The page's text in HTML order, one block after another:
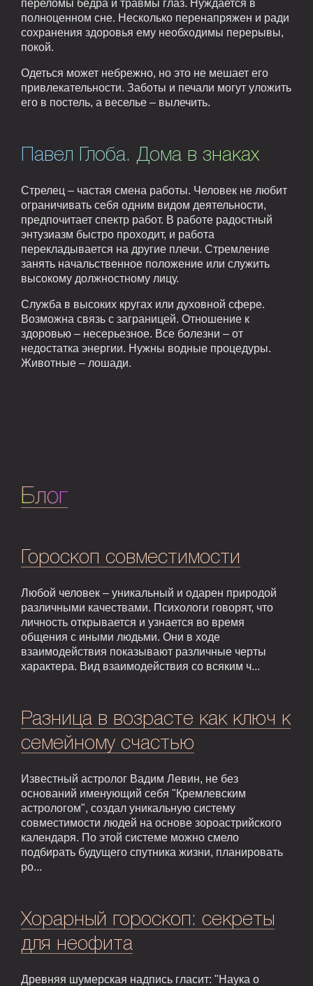
переломы бедра и травмы глаз. Нуждается в
полноценном сне. Несколько перенапряжен и ради
сохранения здоровья ему необходимы перерывы,
покой.
Одеться может небрежно, но это не мешает его
привлекательности. Заботы и печали могут уложить
его в постель, а веселье – вылечить.
Павел Глоба. Дома в знаках
Стрелец – частая смена работы. Человек не любит
ограничивать себя одним видом деятельности,
предпочитает спектр работ. В работе радостный
энтузиазм быстро проходит, и работа
перекладывается на другие плечи. Стремление
занять начальственное положение или служить
высокому должностному лицу.
Служба в высоких кругах или духовной сфере.
Возможна связь с заграницей. Отношение к
здоровью – несерьезное. Все болезни – от
недостатка энергии. Нужны водные процедуры.
Животные – лошади.
Блог
Гороскоп совместимости
Любой человек – уникальный и одарен природой
различными качествами. Психологи говорят, что
личность открывается и узнается во время
общения с иными людьми. Они в ходе
взаимодействия показывают различные черты
характера. Вид взаимодействия со всяким ч...
Разница в возрасте как ключ к
семейному счастью
Известный астролог Вадим Левин, не без
оснований именующий себя "Кремлевским
астрологом", создал уникальную систему
совместимости людей на основе зороастрийского
календаря. По этой системе можно смело
подбирать будущего спутника жизни, планировать
ро...
Хорарный гороскоп: секреты
для неофита
Древняя шумерская надпись гласит: "Наука о